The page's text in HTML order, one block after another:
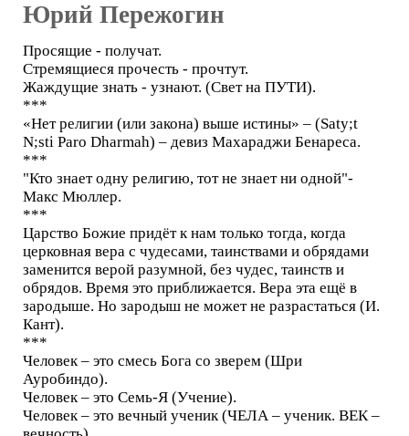
Юрий Пережогин
Просящие - получат.
Стремящиеся прочесть - прочтут.
Жаждущие знать - узнают. (Свет на ПУТИ).
***
«Нет религии (или закона) выше истины» – (Saty;t
N;sti Paro Dharmah) – девиз Махараджи Бенареса.
***
"Кто знает одну религию, тот не знает ни одной"-
Макс Мюллер.
***
Царство Божие придёт к нам только тогда, когда
церковная вера с чудесами, таинствами и обрядами
заменится верой разумной, без чудес, таинств и
обрядов. Время это приближается. Вера эта ещё в
зародыше. Но зародыш не может не разрастаться (И.
Кант).
***
Человек – это смесь Бога со зверем (Шри
Ауробиндо).
Человек – это Семь-Я (Учение).
Человек – это вечный ученик (ЧЕЛА – ученик. ВЕК –